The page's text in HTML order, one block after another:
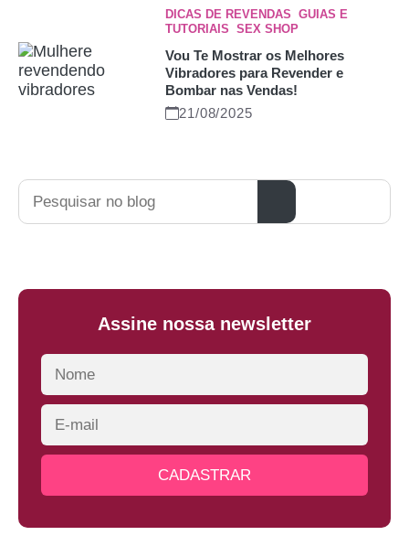
DICAS DE REVENDAS GUIAS E
TUTORIAIS SEX SHOP
Vou Te Mostrar os Melhores
Vibradores para Revender e
Bombar nas Vendas!
21/08/2025
Pesquisar
Assine nossa newsletter